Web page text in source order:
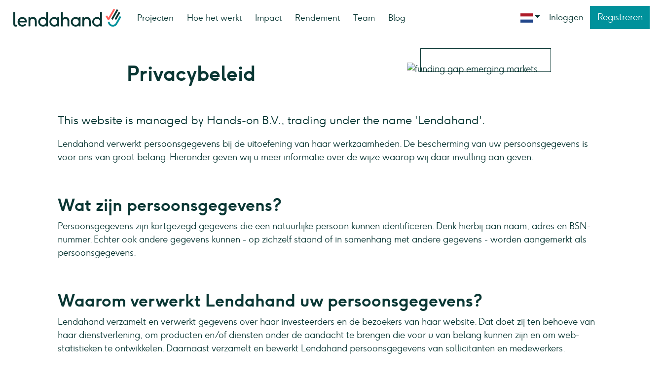
Projecten Hoe het werkt Impact Rendement Team Blog Inloggen Registreren
Privacybeleid
This website is managed by Hands-on B.V., trading under the name 'Lendahand'.
Lendahand verwerkt persoonsgegevens bij de uitoefening van haar werkzaamheden. De bescherming van uw persoonsgegevens is
voor ons van groot belang. Hieronder geven wij u meer informatie over de wijze waarop wij daar invulling aan geven.
Wat zijn persoonsgegevens?
Persoonsgegevens zijn kortgezegd gegevens die een natuurlijke persoon kunnen identificeren. Denk hierbij aan naam, adres en BSN-
nummer. Echter ook andere gegevens kunnen - op zichzelf staand of in samenhang met andere gegevens - worden aangemerkt als
persoonsgegevens.
Waarom verwerkt Lendahand uw persoonsgegevens?
Lendahand verzamelt en verwerkt gegevens over haar investeerders en de bezoekers van haar website. Dat doet zij ten behoeve van
haar dienstverlening, om producten en/of diensten onder de aandacht te brengen die voor u van belang kunnen zijn en om web-
statistieken te ontwikkelen. Daarnaast verzamelt en bewerkt Lendahand persoonsgegevens van sollicitanten en medewerkers.